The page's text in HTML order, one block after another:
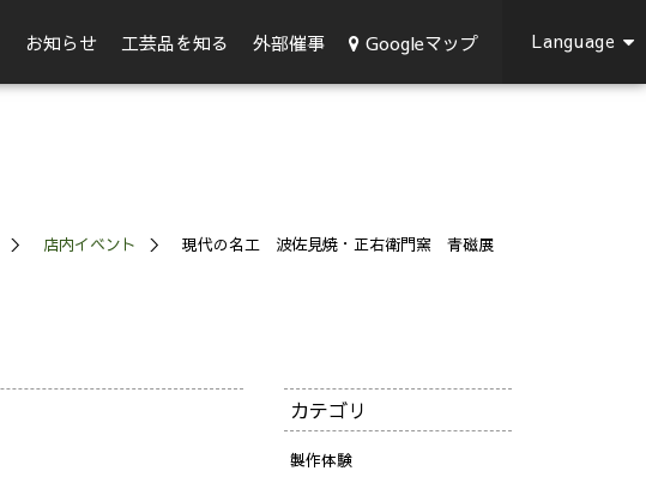
お知らせ 工芸品を知る 外部催事 Googleマップ Language
店内イベント 現代の名工 波佐見焼・正右衛門窯 青磁展
カテゴリ
製作体験